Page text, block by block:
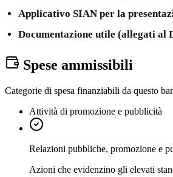
Applicativo SIAN per la
Documentazione utile (allegati al
Spese ammissibili
Categorie di spesa finanziabili da questo
Attività di promozione e pubblicità
Relazioni pubbliche, promozione e
Azioni che evidenzino gli elevati